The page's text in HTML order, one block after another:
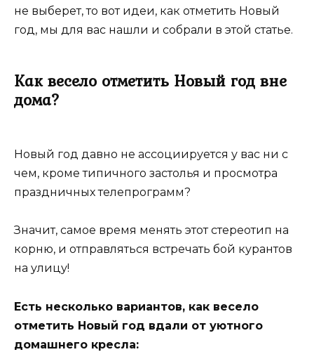
не выберет, то вот идеи, как отметить Новый
год, мы для вас нашли и собрали в этой статье.
Как весело отметить Новый год вне
дома?
Новый год давно не ассоциируется у вас ни с
чем, кроме типичного застолья и просмотра
праздничных телепрограмм?
Значит, самое время менять этот стереотип на
корню, и отправляться встречать бой курантов
на улицу!
Есть несколько вариантов, как весело
отметить Новый год вдали от уютного
домашнего кресла: